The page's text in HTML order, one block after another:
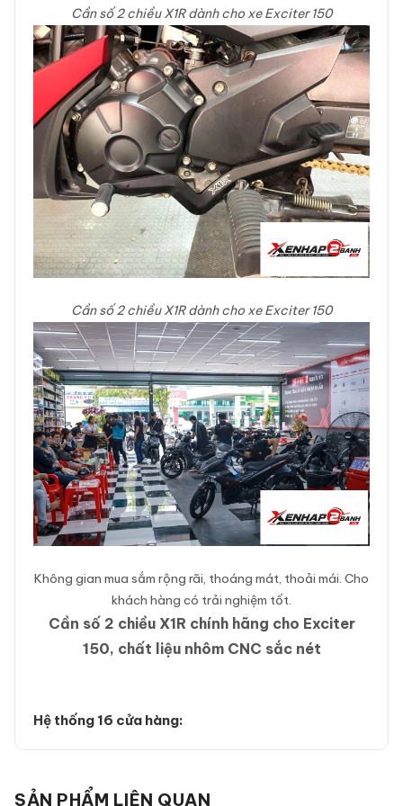
Cần số 2 chiều X1R dành cho xe Exciter 150
Cần số 2 chiều X1R dành cho xe Exciter 150
Không gian mua sắm rộng rãi, thoáng mát, thoải mái. Cho
khách hàng có trải nghiệm tốt.
Cần số 2 chiều X1R chính hãng cho Exciter
150, chất liệu nhôm CNC sắc nét
Hệ thống 16 cửa hàng:
SẢN PHẨM LIÊN QUAN